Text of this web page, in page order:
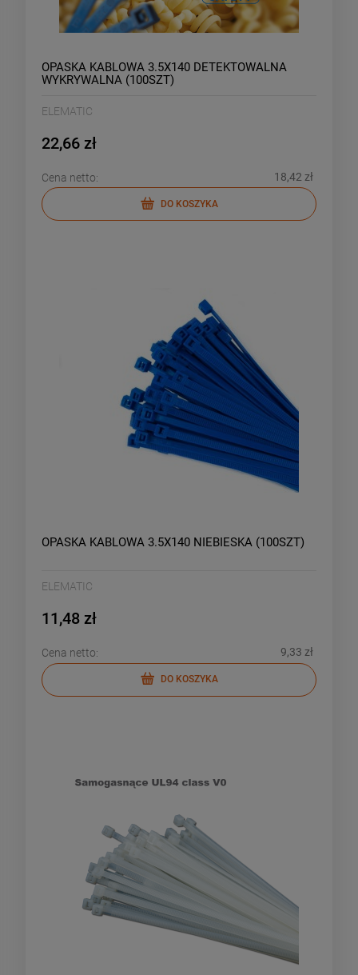
OPASKA KABLOWA 3.5X140 DETEKTOWALNA
WYKRYWALNA (100SZT)
ELEMATIC
22,66 zł
Cena netto: 18,42 zł
DO KOSZYKA
OPASKA KABLOWA 3.5X140 NIEBIESKA (100SZT)
ELEMATIC
11,48 zł
Cena netto: 9,33 zł
DO KOSZYKA